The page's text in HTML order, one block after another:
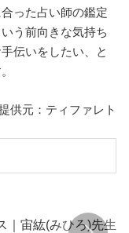
った占い師の鑑定
う前向きな気持ち
伝いをしたい、と
供元：ティファレト
｜宙紘(みひろ)先生は